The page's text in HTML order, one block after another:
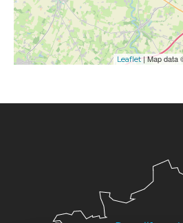
Leaflet| Map data